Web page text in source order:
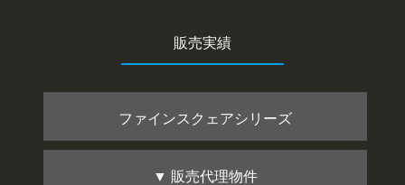
販売実績
ファインスクェアシリーズ
▼ 販売代理物件